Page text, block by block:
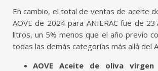
En cambio, el total de ventas de aceite
AOVE de 2024 para ANIERAC fue de
litros, un 5% menos que el año previo
todas las demás categorías más allá del
AOVE Aceite de oliva